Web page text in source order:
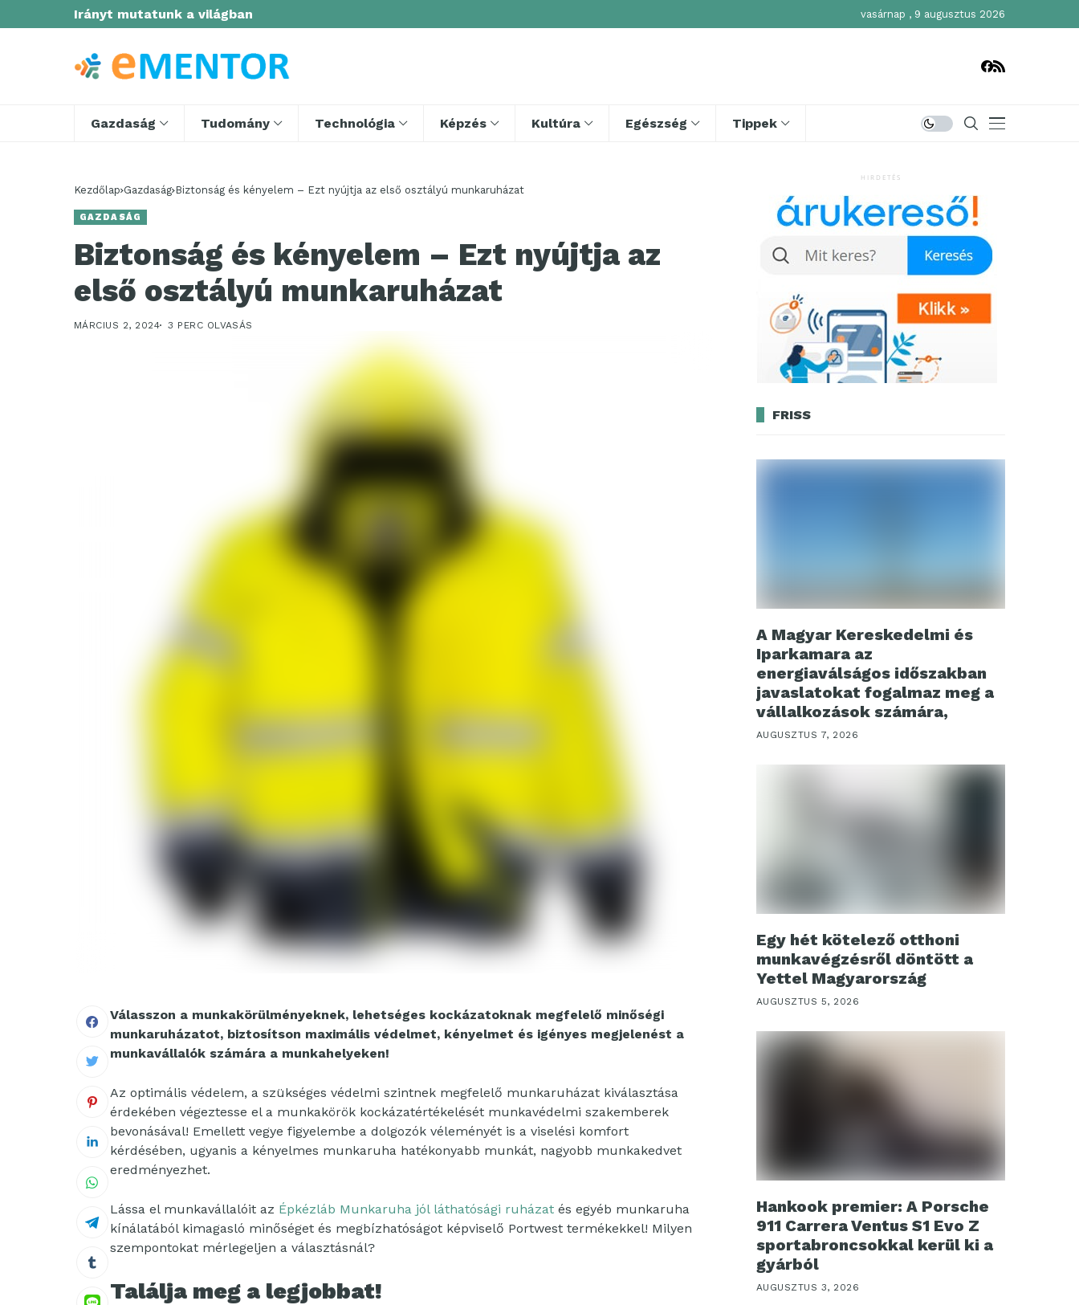
Irányt mutatunk a világban vasárnap , 9 augusztus 2026
Gazdaság Tudomány Technológia Képzés Kultúra Egészség Tippek
Kezdőlap Gazdaság Biztonság és kényelem – Ezt nyújtja az első osztályú munkaruházat
GAZDASÁG
Biztonság és kényelem – Ezt nyújtja az
első osztályú munkaruházat
MÁRCIUS 2, 2024 3 PERC OLVASÁS
Válasszon a munkakörülményeknek, lehetséges kockázatoknak megfelelő minőségi
munkaruházatot, biztosítson maximális védelmet, kényelmet és igényes megjelenést a
munkavállalók számára a munkahelyeken!
Az optimális védelem, a szükséges védelmi szintnek megfelelő munkaruházat kiválasztása
érdekében végeztesse el a munkakörök kockázatértékelését munkavédelmi szakemberek
bevonásával! Emellett vegye figyelembe a dolgozók véleményét is a viselési komfort
kérdésében, ugyanis a kényelmes munkaruha hatékonyabb munkát, nagyobb munkakedvet
eredményezhet.
Lássa el munkavállalóit az Épkézláb Munkaruha jól láthatósági ruházat és egyéb munkaruha
kínálatából kimagasló minőséget és megbízhatóságot képviselő Portwest termékekkel! Milyen
szempontokat mérlegeljen a választásnál?
Találja meg a legjobbat!
HIRDETÉS
FRISS
A Magyar Kereskedelmi és
Iparkamara az
energiaválságos időszakban
javaslatokat fogalmaz meg a
vállalkozások számára,
AUGUSZTUS 7, 2026
Egy hét kötelező otthoni
munkavégzésről döntött a
Yettel Magyarország
AUGUSZTUS 5, 2026
Hankook premier: A Porsche
911 Carrera Ventus S1 Evo Z
sportabroncsokkal kerül ki a
gyárból
AUGUSZTUS 3, 2026